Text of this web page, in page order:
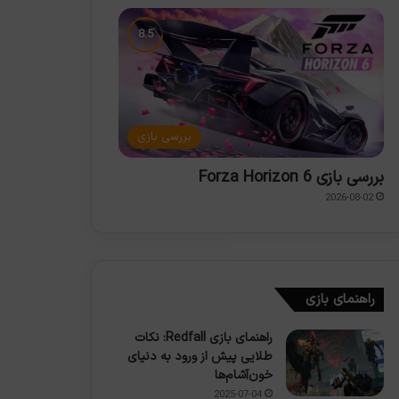
بررسی بازی
بررسی بازی Forza Horizon 6
2026-08-02
راهنمای بازی
راهنمای بازی Redfall: نکات
طلایی پیش از ورود به دنیای
خون‌آشام‌ها
2025-07-04